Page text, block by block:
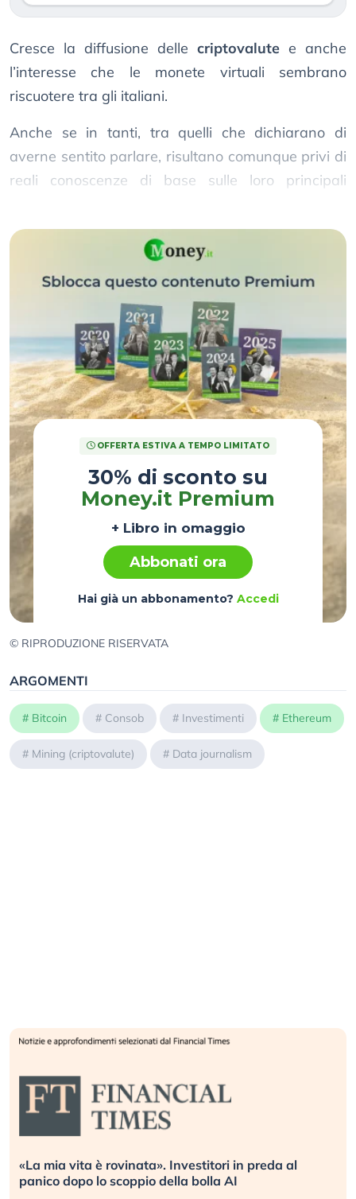
Cresce la diffusione delle criptovalute e anche
l’interesse che le monete virtuali sembrano
riscuotere tra gli italiani.
Anche se in tanti, tra quelli che dichiarano di
averne sentito parlare, risultano comunque privi di
reali conoscenze di base sulle loro principali
OFFERTA ESTIVA A TEMPO LIMITATO
30% di sconto su
Money.it Premium
+ Libro in omaggio
Abbonati ora
Hai già un abbonamento? Accedi
© RIPRODUZIONE RISERVATA
ARGOMENTI
# Bitcoin # Consob # Investimenti # Ethereum
# Mining (criptovalute) # Data journalism
Quando la finanza pesa più dell’economia reale.
L’America sta ripetendo gli errori del 2008?